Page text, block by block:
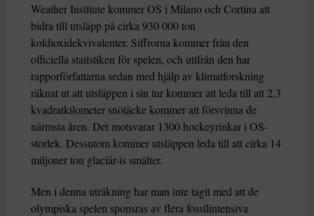
Weather Institute kommer OS i Milano och Cortina att
bidra till utsläpp på cirka 930 000 ton
koldioxidekvivalenter. Siffrorna kommer från den
officiella statistiken för spelen, och utifrån den har
rapporförfattarna sedan med hjälp av klimatforskning
räknat ut att utsläppen i sin tur kommer att leda till att 2,3
kvadratkilometer snötäcke kommer att försvinna de
närmsta åren. Det motsvarar 1300 hockeyrinkar i OS-
storlek. Dessutom kommer utsläppen leda till att cirka 14
miljoner ton glaciär-is smälter.
Men i denna uträkning har man inte tagit med att de
olympiska spelen sponsras av flera fossilintensiva